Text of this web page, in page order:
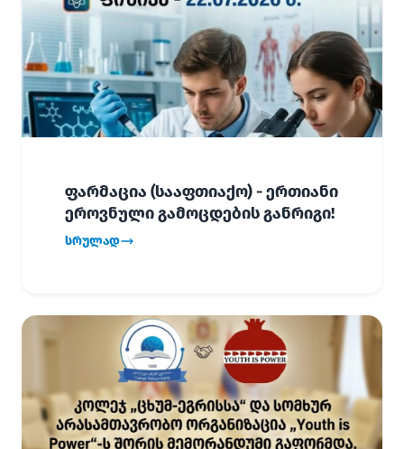
ფარმაცია (სააფთიაქო) - ერთიანი
ეროვნული გამოცდების განრიგი!
სრულად